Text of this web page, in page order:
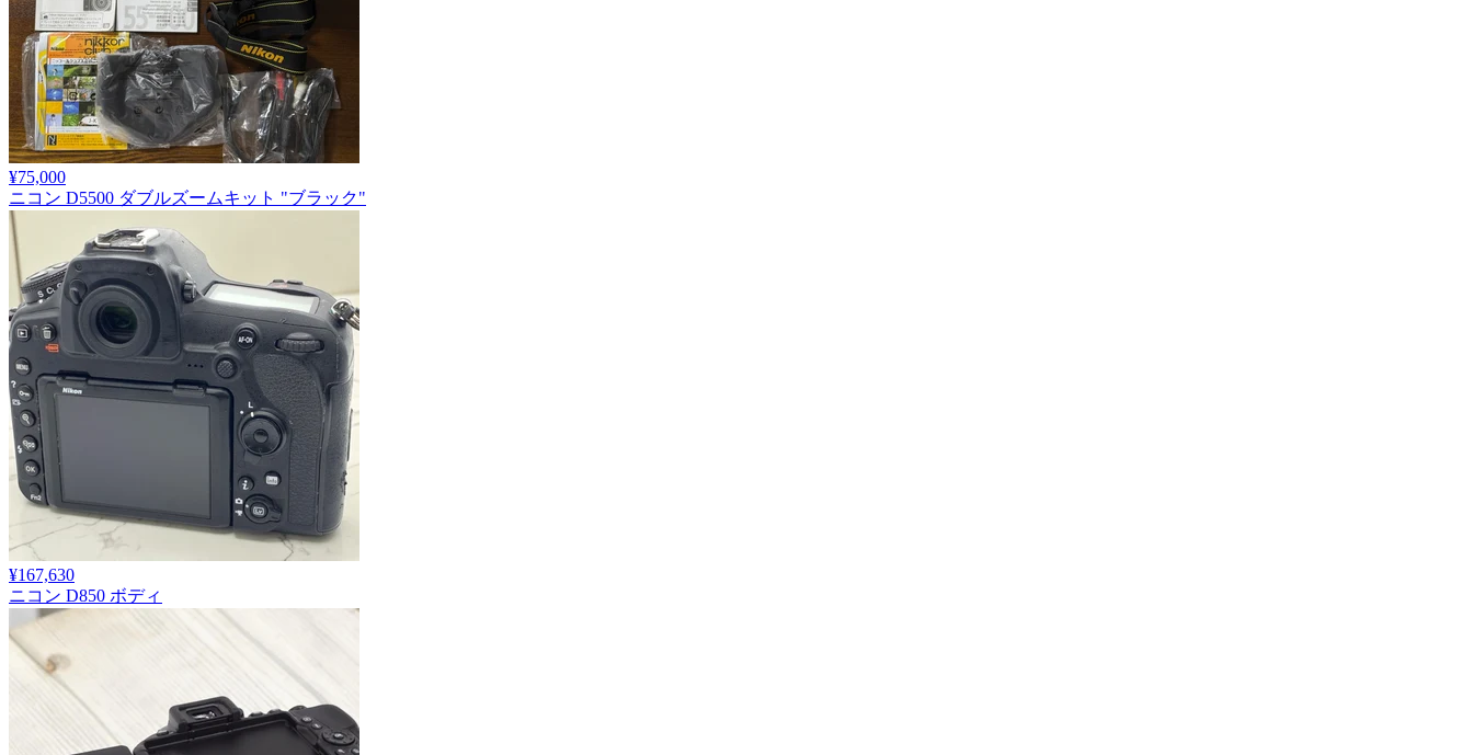
¥75,000
ニコン D5500 ダブルズームキット "ブラック"
¥167,630
ニコン D850 ボディ